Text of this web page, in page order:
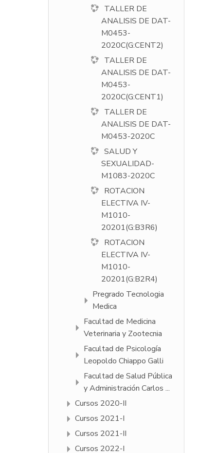
TALLER DE
ANALISIS DE DAT-
M0453-
2020C(G:CENT2)
TALLER DE
ANALISIS DE DAT-
M0453-
2020C(G:CENT1)
TALLER DE
ANALISIS DE DAT-
M0453-2020C
SALUD Y
SEXUALIDAD-
M1083-2020C
ROTACION
ELECTIVA IV-
M1010-
20201(G:B3R6)
ROTACION
ELECTIVA IV-
M1010-
20201(G:B2R4)
Pregrado Tecnologia
Medica
Facultad de Medicina
Veterinaria y Zootecnia
Facultad de Psicologí­a
Leopoldo Chiappo Galli
Facultad de Salud Pública
y Administración Carlos ...
Cursos 2020-II
Cursos 2021-I
Cursos 2021-II
Cursos 2022-I